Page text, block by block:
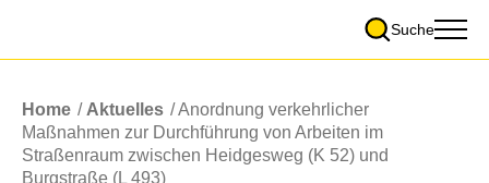
Suche
Home / Aktuelles /Anordnung verkehrlicher
Maßnahmen zur Durchführung von Arbeiten im
Straßenraum zwischen Heidgesweg (K 52) und
Burgstraße (L 493)